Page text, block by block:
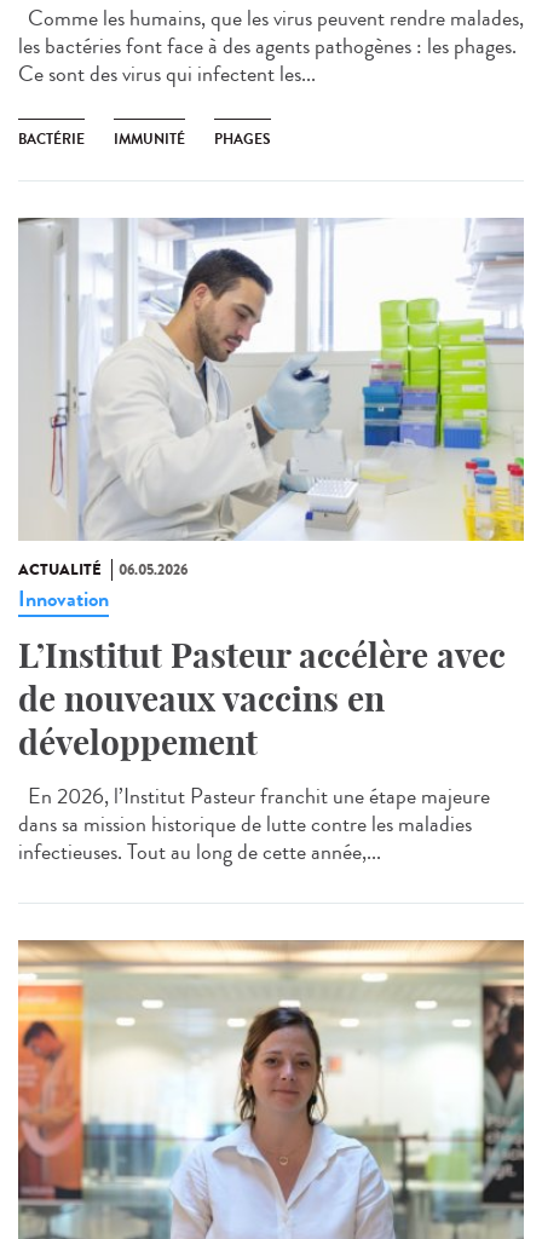
Comme les humains, que les virus peuvent rendre malades,
les bactéries font face à des agents pathogènes : les phages.
Ce sont des virus qui infectent les...
BACTÉRIE IMMUNITÉ PHAGES
ACTUALITÉ 06.05.2026
Innovation
L’Institut Pasteur accélère avec
de nouveaux vaccins en
développement
En 2026, l’Institut Pasteur franchit une étape majeure
dans sa mission historique de lutte contre les maladies
infectieuses. Tout au long de cette année,...